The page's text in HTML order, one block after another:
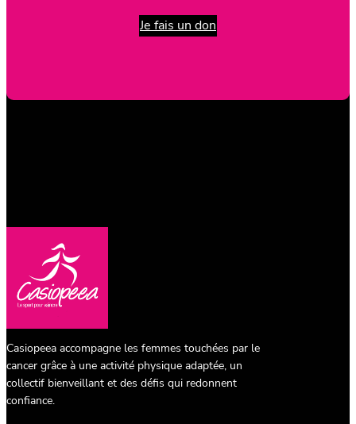
Je fais un don
Casiopeea accompagne les femmes touchées par le
cancer grâce à une activité physique adaptée, un
collectif bienveillant et des défis qui redonnent
confiance.